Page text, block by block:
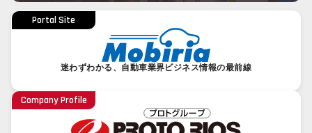
Portal Site
迷わずわかる、自動車業界ビジネス情報の最前線
Company Profile